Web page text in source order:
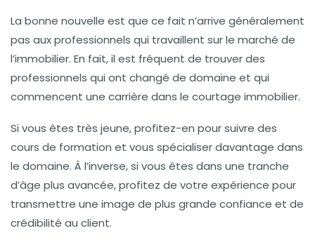
La bonne nouvelle est que ce fait n’arrive généralement
pas aux professionnels qui travaillent sur le marché de
l’immobilier. En fait, il est fréquent de trouver des
professionnels qui ont changé de domaine et qui
commencent une carrière dans le courtage immobilier.
Si vous êtes très jeune, profitez-en pour suivre des
cours de formation et vous spécialiser davantage dans
le domaine. À l’inverse, si vous êtes dans une tranche
d’âge plus avancée, profitez de votre expérience pour
transmettre une image de plus grande confiance et de
crédibilité au client.